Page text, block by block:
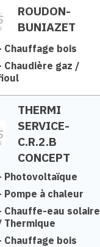
ROUDON-
BUNIAZET
Chauffage bois
Chaudière gaz /
THERMI
SERVICE-
C.R.2.B
CONCEPT
Photovoltaïque
Pompe à chaleur
Chauffe-eau solaire
Thermique
Chauffage bois